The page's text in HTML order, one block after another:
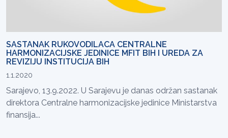
SASTANAK RUKOVODILACA CENTRALNE
HARMONIZACIJSKE JEDINICE MFIT BIH I UREDA ZA
REVIZIJU INSTITUCIJA BIH
1.1.2020
Sarajevo, 13.9.2022. U Sarajevu je danas održan sastanak
direktora Centralne harmonizacijske jedinice Ministarstva
finansija...